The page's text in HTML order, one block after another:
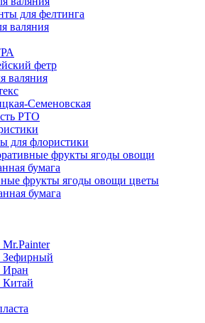
для фелтинга
валяния
фетр
валяния
Семеновская
РТО
для флористики
фрукты ягоды овощи
бумага
фрукты ягоды овощи цветы
бумага
Иран